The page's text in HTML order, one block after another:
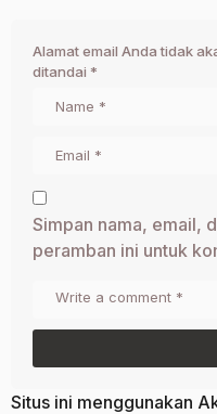
Alamat email Anda tidak
ditandai *
Simpan nama, email,
peramban ini untuk
Situs ini menggunakan